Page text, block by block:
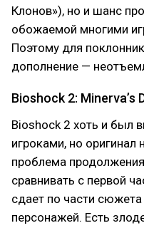
Клонов»), но и шанс
обожаемой многими
Поэтому для
дополнение —
Bioshock 2: Minerva’s
Bioshock 2 хоть и был
игроками, но оригинал
проблема
сравнивать с первой
сдает по части
персонажей. Есть